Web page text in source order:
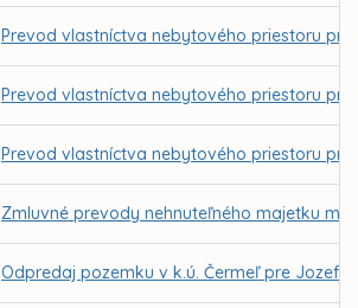
Prevod vlastníctva nebytového priestoru pre
Prevod vlastníctva nebytového priestoru pre
Prevod vlastníctva nebytového priestoru pre
Zmluvné prevody nehnuteľného majetku
Odpredaj pozemku v k.ú. Čermeľ pre Jozefa